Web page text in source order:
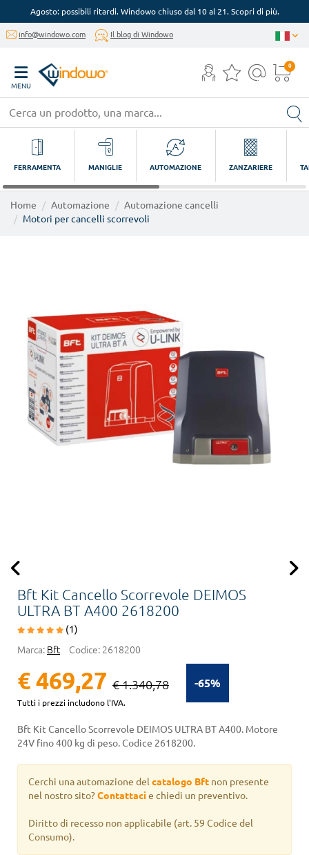
Agosto: possibili ritardi. Windowo chiuso dal 10 al 21. Scopri di più.
info@windowo.com Il blog di Windowo
MENU
0
FERRAMENTA MANIGLIE AUTOMAZIONE ZANZARIERE
Home Automazione
Automazione cancelli
Motori per cancelli scorrevoli
Bft Kit Cancello Scorrevole DEIMOS
ULTRA BT A400 2618200
(1)
Marca: Bft Codice: 2618200
-65%
€ 469,27 € 1.340,78
Tutti i prezzi includono l'IVA.
Bft Kit Cancello Scorrevole DEIMOS ULTRA BT A400. Motore
24V fino 400 kg di peso. Codice 2618200.
Cerchi una automazione del catalogo Bft non presente
nel nostro sito?Contattacie chiedi un preventivo.
Diritto di recesso non applicabile (art. 59 Codice del
Consumo).